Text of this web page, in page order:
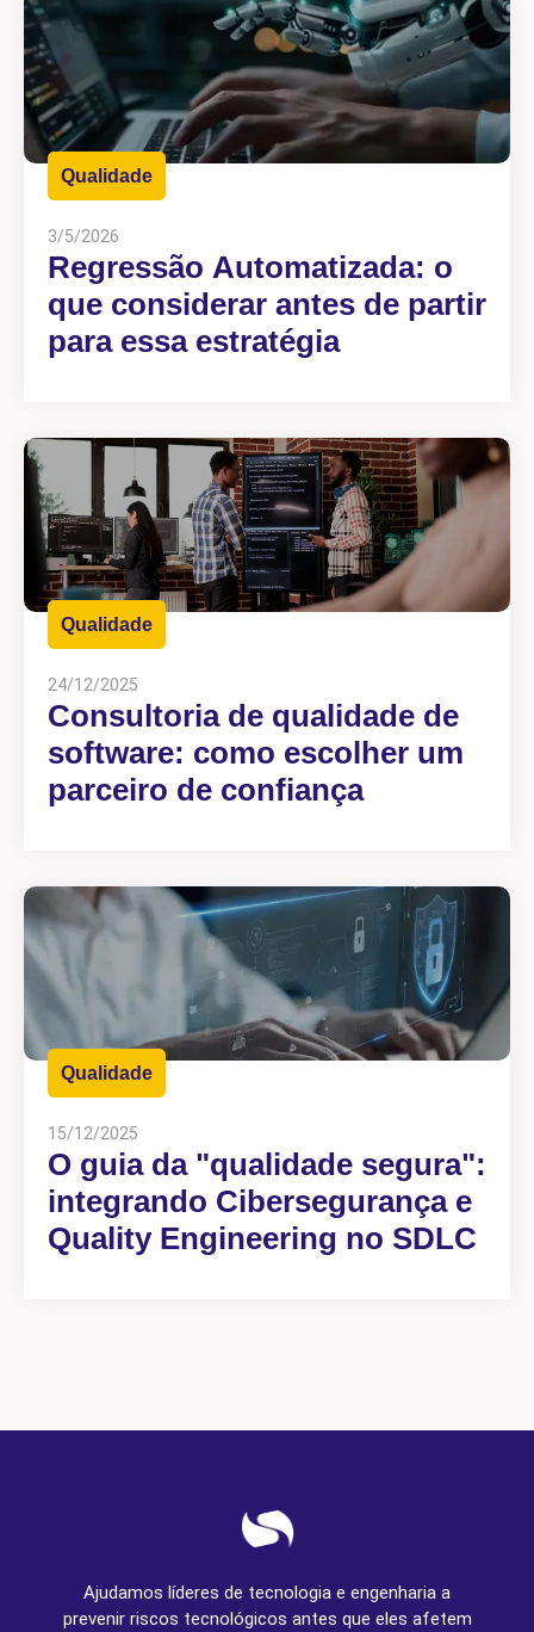
Qualidade
3/5/2026
Regressão Automatizada: o
que considerar antes de partir
para essa estratégia
Qualidade
24/12/2025
Consultoria de qualidade de
software: como escolher um
parceiro de confiança
Qualidade
15/12/2025
O guia da "qualidade segura":
integrando Cibersegurança e
Quality Engineering no SDLC
Ajudamos líderes de tecnologia e engenharia a
prevenir riscos tecnológicos antes que eles afetem